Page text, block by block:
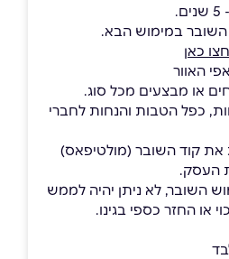
במימוש הבא.
כאן
האוור
או מבצעים מכל סוג.
כפל הטבות והנחות לחברי
את קוד השובר (מולטיפאס)
העסק.
השובר, לא ניתן יהיה לממש
או החזר כספי בגינו.